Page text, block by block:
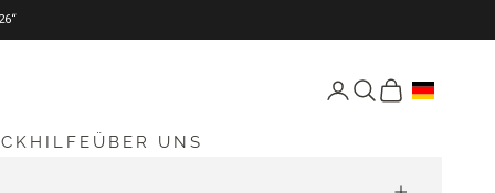
Seite Konto öffnen
Suche öffnen
Warenkorb
ÜBER UNS